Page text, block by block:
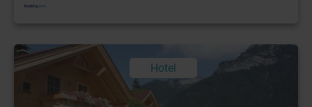
Hotel